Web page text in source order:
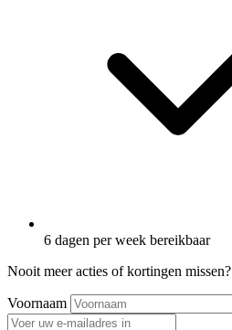
6 dagen per week bereikbaar
Nooit meer acties of kortingen missen?
Voornaam